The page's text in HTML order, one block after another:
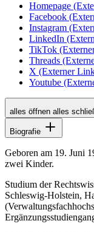
Homepage
Facebook
Instagram
LinkedIn
TikTok
Threads
X (Externer
Youtube
alles öffnen alles
Biografie
Geboren am 19. Juni
zwei Kinder.
Studium der
Schleswig-Holstein,